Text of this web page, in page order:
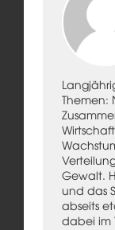
Themen:
Gewalt.
und das
abseits
dabei im